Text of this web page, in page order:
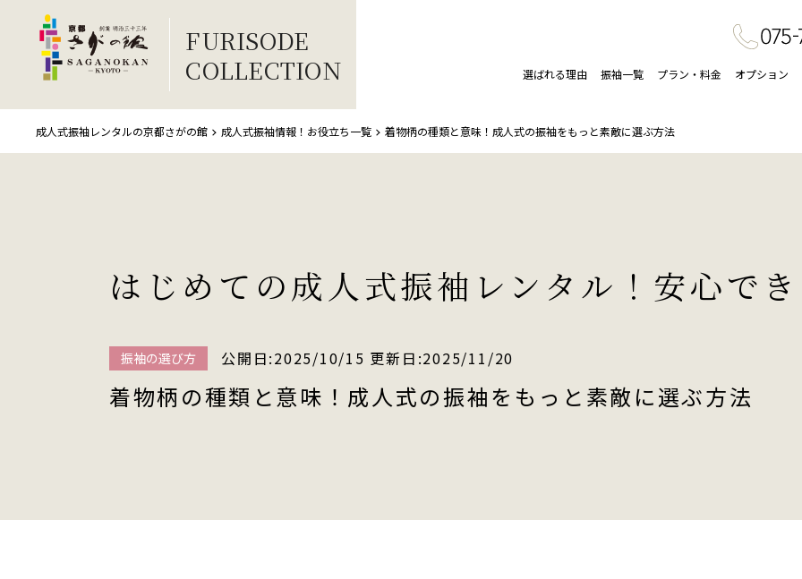
FURISODE
COLLECTION
選ばれる理由 振袖一覧 プラン・料金 オプション
成人式振袖レンタルの京都さがの館 成人式振袖情報！お役立ち一覧 着物柄の種類と意味！成人式の振袖をもっと素敵に選ぶ方法
はじめての成人式振袖レンタル！ 安心で
振袖の選び方 公開日:2025/10/15 更新日:2025/11/20
着物柄の種類と意味！成人式の振袖をもっと素敵に選ぶ方法